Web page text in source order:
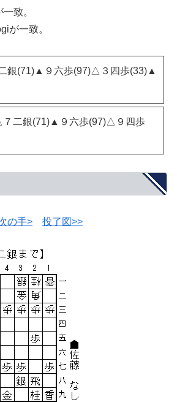
致。
が一致。
銀(71)▲９六歩(97)△３四歩(33)▲
二銀(71)▲９六歩(97)△９四歩
の手> 投了図>>